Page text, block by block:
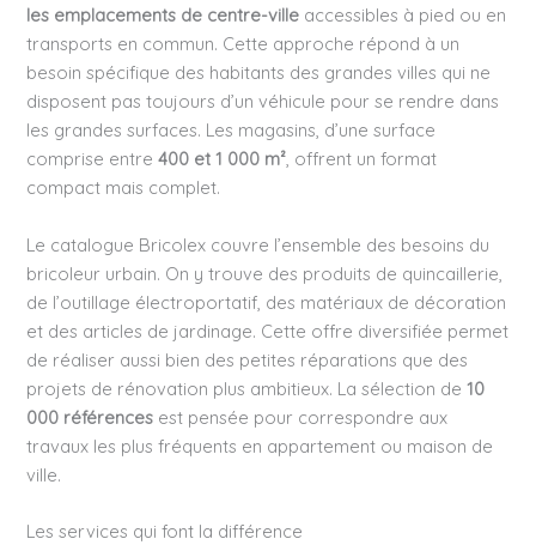
les emplacements de centre-ville accessibles à pied ou en
transports en commun. Cette approche répond à un
besoin spécifique des habitants des grandes villes qui ne
disposent pas toujours d’un véhicule pour se rendre dans
les grandes surfaces. Les magasins, d’une surface
comprise entre400 et 1 000 m², offrent un format
compact mais complet.
Le catalogue Bricolex couvre l’ensemble des besoins du
bricoleur urbain. On y trouve des produits de quincaillerie,
de l’outillage électroportatif, des matériaux de décoration
et des articles de jardinage. Cette offre diversifiée permet
de réaliser aussi bien des petites réparations que des
projets de rénovation plus ambitieux. La sélection de10
000 références est pensée pour correspondre aux
travaux les plus fréquents en appartement ou maison de
ville.
Les services qui font la différence